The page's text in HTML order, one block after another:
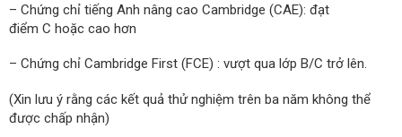
– Chứng chỉ tiếng Anh nâng cao Cambridge (CAE): đạt
điểm C hoặc cao hơn
– Chứng chỉ Cambridge First (FCE) : vượt qua lớp B/C trở lên.
(Xin lưu ý rằng các kết quả thử nghiệm trên ba năm không thể
được chấp nhận)